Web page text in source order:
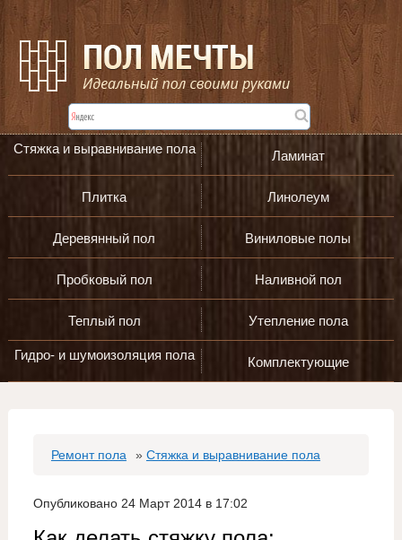
Стяжка и выравнивание пола Ламинат
Плитка Линолеум
Деревянный пол Виниловые полы
Пробковый пол Наливной пол
Теплый пол Утепление пола
Гидро- и шумоизоляция пола Комплектующие
Ремонт пола » Стяжка и выравнивание пола
Опубликовано 24 Март 2014 в 17:02